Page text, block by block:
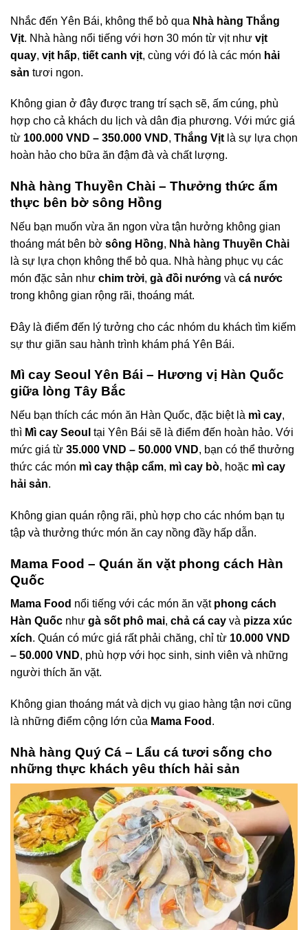
Nhắc đến Yên Bái, không thể bỏ qua Nhà hàng Thắng
Vịt. Nhà hàng nổi tiếng với hơn 30 món từ vịt như vịt
quay, vịt hấp, tiết canh vịt, cùng với đó là các món hải
sản tươi ngon.
Không gian ở đây được trang trí sạch sẽ, ấm cúng, phù
hợp cho cả khách du lịch và dân địa phương. Với mức giá
từ 100.000 VND – 350.000 VND, Thắng Vịt là sự lựa chọn
hoàn hảo cho bữa ăn đậm đà và chất lượng.
Nhà hàng Thuyền Chài – Thưởng thức ẩm
thực bên bờ sông Hồng
Nếu bạn muốn vừa ăn ngon vừa tận hưởng không gian
thoáng mát bên bờ sông Hồng, Nhà hàng Thuyền Chài
là sự lựa chọn không thể bỏ qua. Nhà hàng phục vụ các
món đặc sản như chim trời, gà đồi nướng và cá nước
trong không gian rộng rãi, thoáng mát.
Đây là điểm đến lý tưởng cho các nhóm du khách tìm kiếm
sự thư giãn sau hành trình khám phá Yên Bái.
Mì cay Seoul Yên Bái – Hương vị Hàn Quốc
giữa lòng Tây Bắc
Nếu bạn thích các món ăn Hàn Quốc, đặc biệt là mì cay,
thì Mì cay Seoul tại Yên Bái sẽ là điểm đến hoàn hảo. Với
mức giá từ 35.000 VND – 50.000 VND, bạn có thể thưởng
thức các món mì cay thập cẩm, mì cay bò, hoặc mì cay
hải sản.
Không gian quán rộng rãi, phù hợp cho các nhóm bạn tụ
tập và thưởng thức món ăn cay nồng đầy hấp dẫn.
Mama Food – Quán ăn vặt phong cách Hàn
Quốc
Mama Food nổi tiếng với các món ăn vặt phong cách
Hàn Quốc như gà sốt phô mai, chả cá cay và pizza xúc
xích. Quán có mức giá rất phải chăng, chỉ từ 10.000 VND
– 50.000 VND, phù hợp với học sinh, sinh viên và những
người thích ăn vặt.
Không gian thoáng mát và dịch vụ giao hàng tận nơi cũng
là những điểm cộng lớn của Mama Food .
Nhà hàng Quý Cá – Lẩu cá tươi sống cho
những thực khách yêu thích hải sản